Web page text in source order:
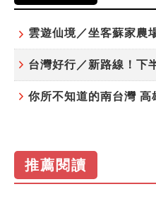
雲遊仙境／坐客蘇家農
你所不知道的南台灣 高
推薦閱讀